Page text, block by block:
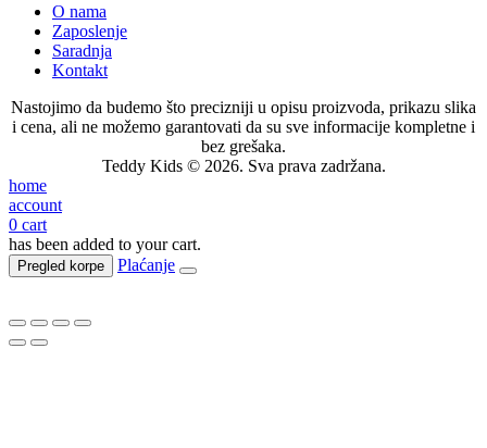
O nama
Zaposlenje
Saradnja
Kontakt
Nastojimo da budemo što precizniji u opisu proizvoda, prikazu slika
i cena, ali ne možemo garantovati da su sve informacije kompletne i
bez grešaka.
Teddy Kids © 2026. Sva prava zadržana.
home
account
0 cart
has been added to your cart.
Pregled korpe Plaćanje